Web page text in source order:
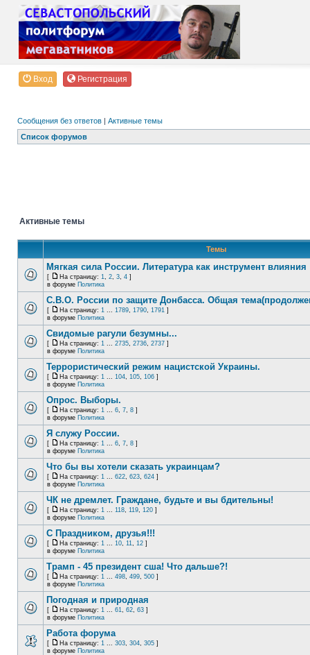
Вход Регистрация
Сообщения без ответов | Активные темы
Список форумов
Активные темы
Темы
Мягкая сила России. Литература как инструмент влияния
[ На страницу: 1, 2, 3, 4 ]
в форуме Политика
С.В.О. России по защите Донбасса. Общая
[ На страницу: 1 ... 1789, 1790, 1791 ]
в форуме Политика
Свидомые рагули безумны...
[ На страницу: 1 ... 2735, 2736, 2737 ]
в форуме Политика
Террористический режим нацистской Украины.
[ На страницу: 1 ... 104, 105, 106 ]
в форуме Политика
Опрос. Выборы.
[ На страницу: 1 ... 6, 7, 8 ]
в форуме Политика
Я служу России.
[ На страницу: 1 ... 6, 7, 8 ]
в форуме Политика
Что бы вы хотели сказать украинцам?
[ На страницу: 1 ... 622, 623, 624 ]
в форуме Политика
ЧК не дремлет. Граждане, будьте и вы бдительны!
[ На страницу: 1 ... 118, 119, 120 ]
в форуме Политика
С Праздником, друзья!!!
[ На страницу: 1 ... 10, 11, 12 ]
в форуме Политика
Трамп - 45 президент сша! Что дальше?!
[ На страницу: 1 ... 498, 499, 500 ]
в форуме Политика
Погодная и природная
[ На страницу: 1 ... 61, 62, 63 ]
в форуме Политика
Работа форума
[ На страницу: 1 ... 303, 304, 305 ]
в форуме Политика